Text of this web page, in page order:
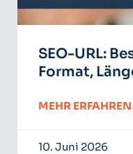
SEO-URL:
Format,
MEHR
10. Juni 2026